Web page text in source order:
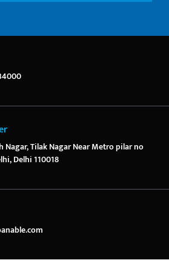
Nagar, Tilak Nagar Near Metro pilar no
Delhi 110018